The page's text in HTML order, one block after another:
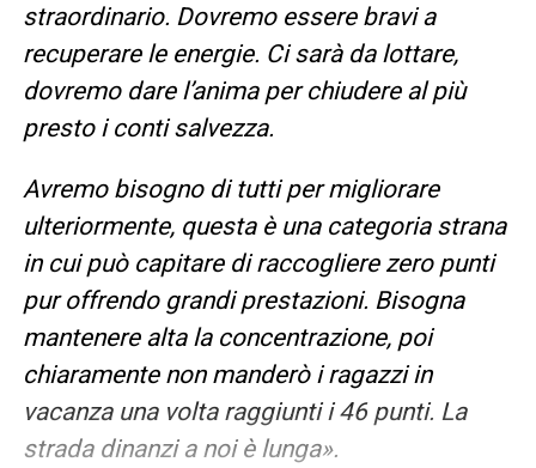
straordinario. Dovremo essere bravi a
recuperare le energie. Ci sarà da lottare,
dovremo dare l’anima per chiudere al più
presto i conti salvezza.
Avremo bisogno di tutti per migliorare
ulteriormente, questa è una categoria strana
in cui può capitare di raccogliere zero punti
pur offrendo grandi prestazioni. Bisogna
mantenere alta la concentrazione, poi
chiaramente non manderò i ragazzi in
vacanza una volta raggiunti i 46 punti. La
strada dinanzi a noi è lunga».